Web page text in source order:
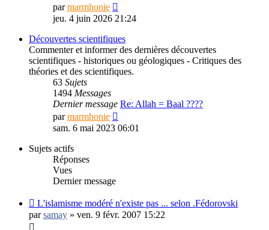
parmarmhonie
le
message
jeu. 4 juin 2026 21:24
Découvertes scientifiques
Commenter et informer des dernières découvertes
scientifiques - historiques ou géologiques - Critiques des
théories et des scientifiques.
63 Sujets
1494 Messages
Dernier message Re: Allah = Baal ????
parmarmhonie
le
sam. 6 mai 2023 06:01
Sujets actifs
Réponses
Vues
Dernier message
L'islamisme modéré n'existe pas ... selon .Fédorovski
parsamay » ven. 9 févr. 2007 15:22